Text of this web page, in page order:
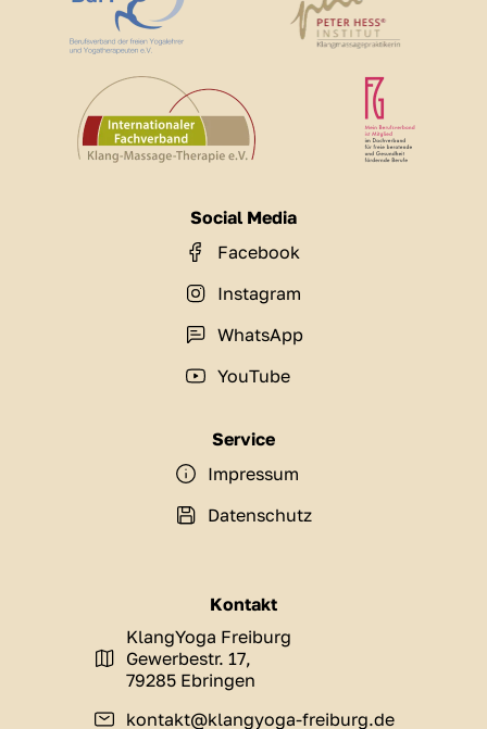
Kontakt
KlangYoga Freiburg
Gewerbestr. 17,
79285 Ebringen
kontakt@klangyoga-freiburg.de
Social Media
Facebook
Instagram
WhatsApp
YouTube
Service
Impressum
Datenschutz